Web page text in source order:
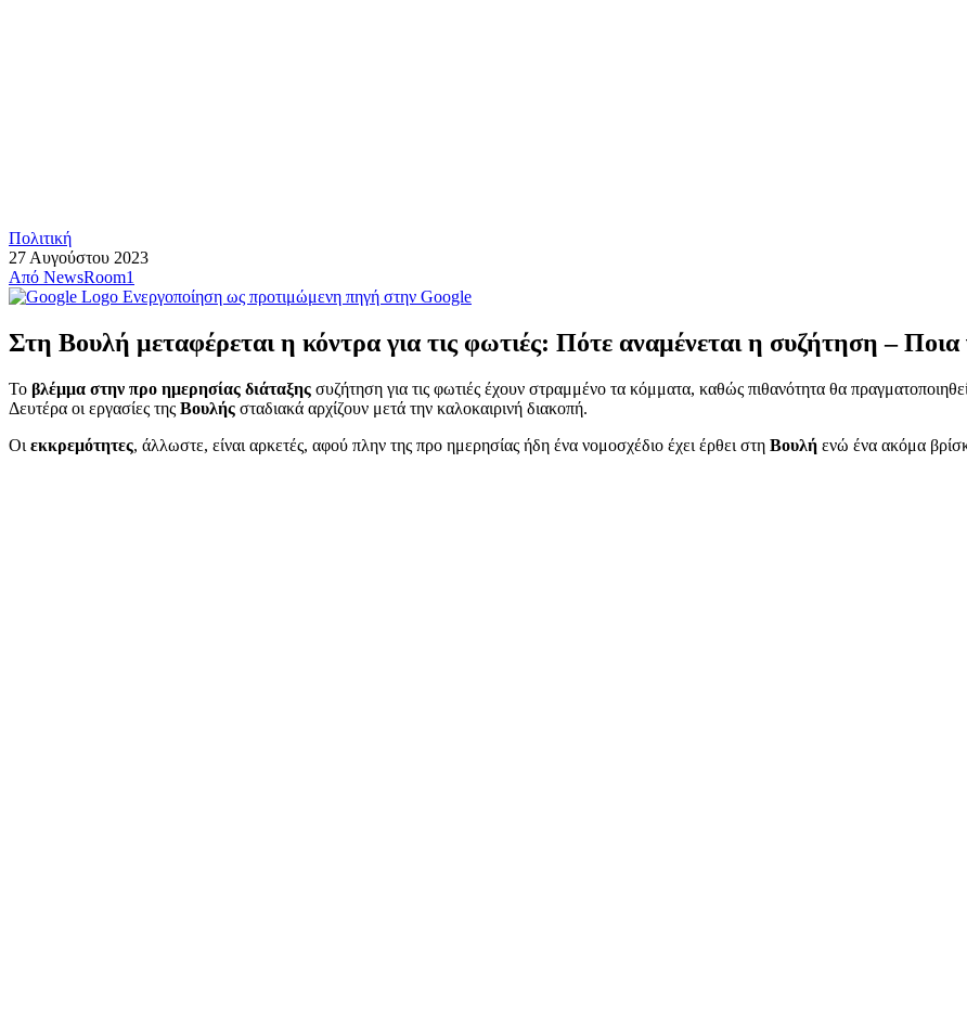
Πολιτική
27 Αυγούστου 2023
Από NewsRoom1
Ενεργοποίηση ως προτιμώμενη πηγή στην Google
Στη Βουλή μεταφέρεται η κόντρα για τις φωτιές: Πότε αναμένεται η συζήτηση – Ποια
Το βλέμμα στην προ ημερησίας διάταξης συζήτηση για τις φωτιές έχουν στραμμένο τα κόμματα, καθώς πιθανότητα θα
Δευτέρα οι εργασίες της Βουλής σταδιακά αρχίζουν μετά την καλοκαιρινή διακοπή.
Οι εκκρεμότητες, άλλωστε, είναι αρκετές, αφού πλην της προ ημερησίας ήδη ένα νομοσχέδιο έχει έρθει στη Βουλή ενώ ένα ακόμα